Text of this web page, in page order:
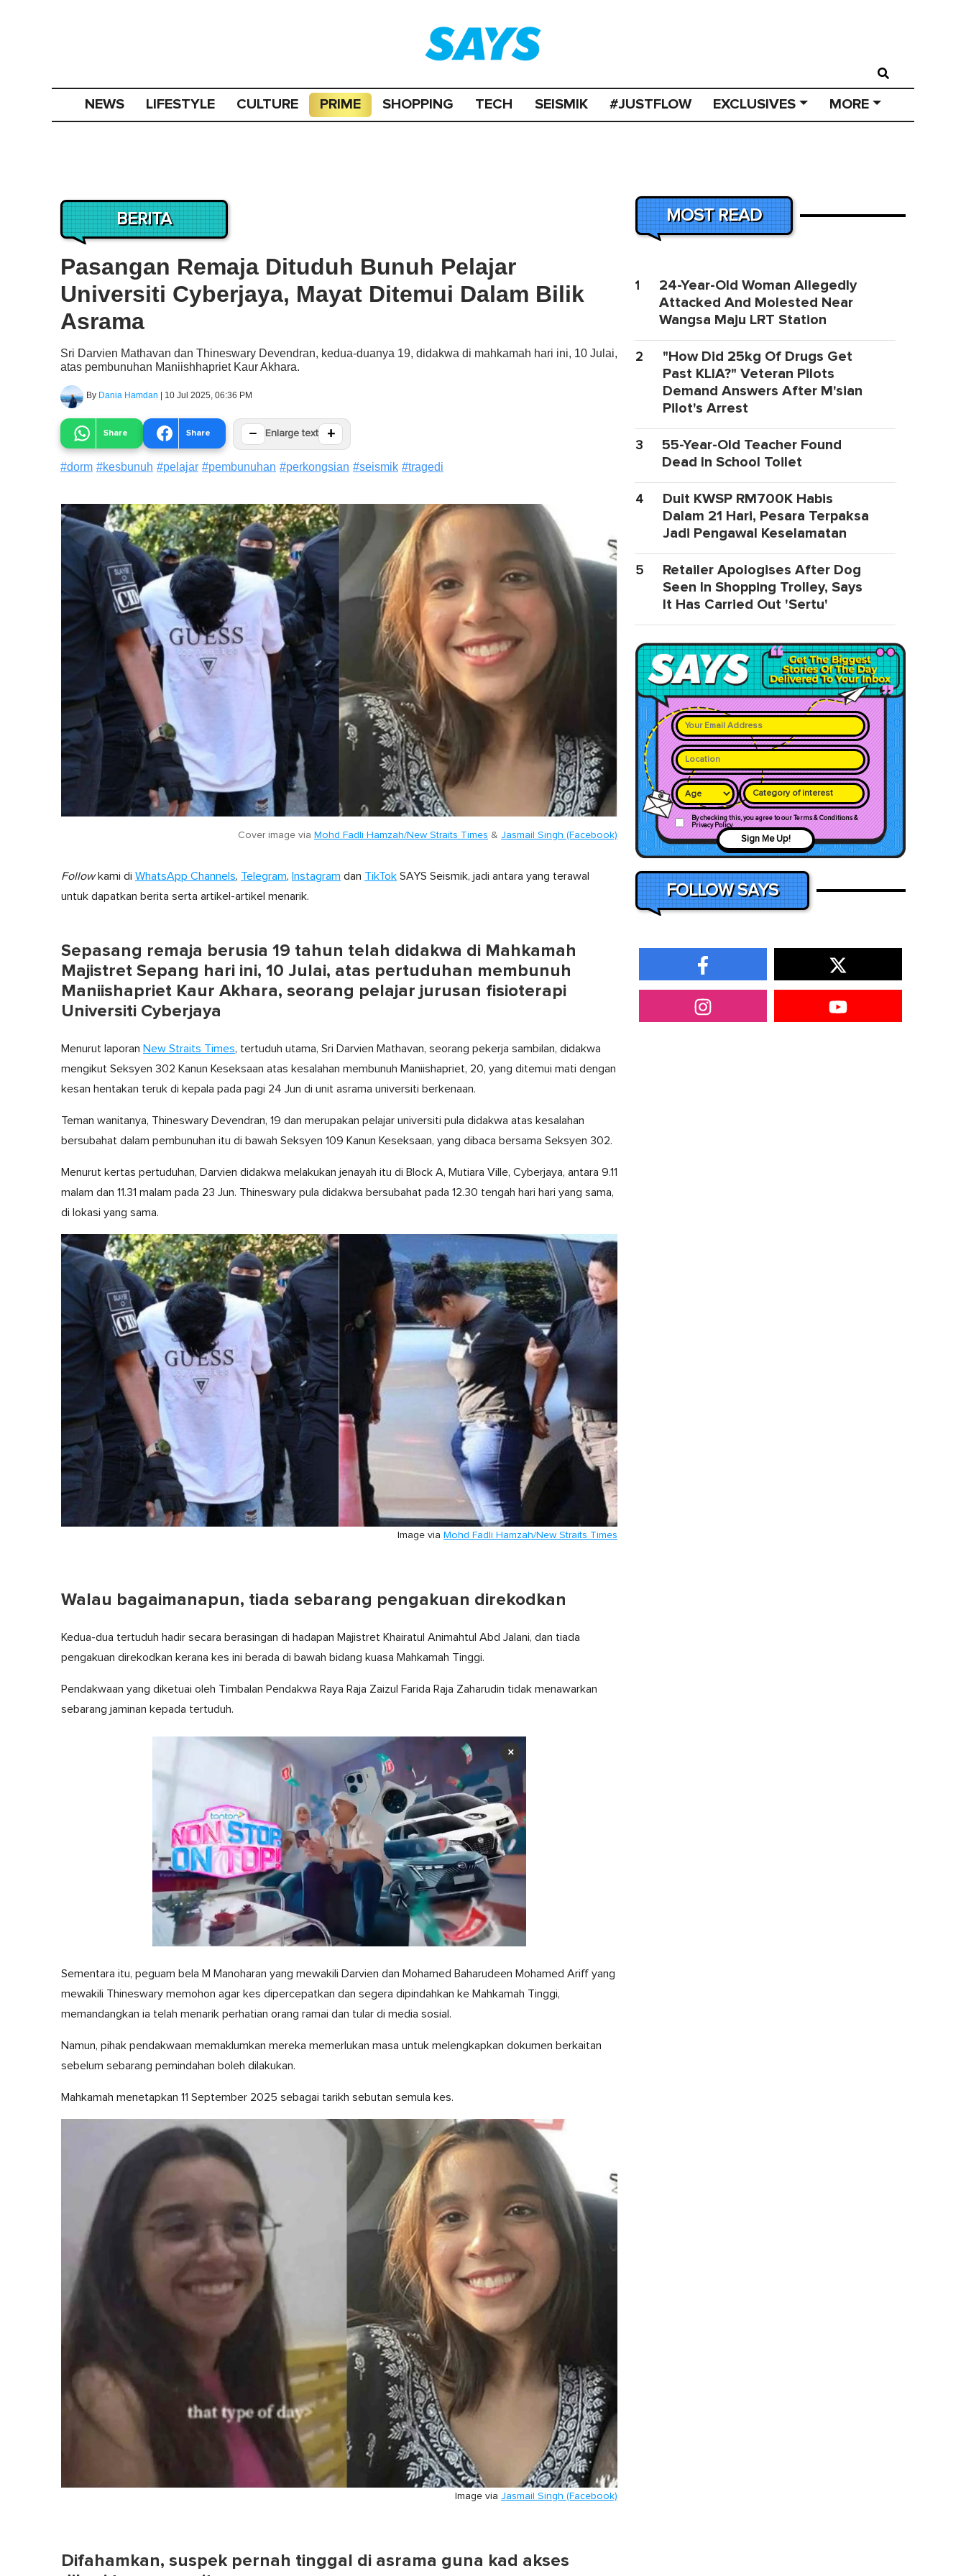
NEWS LIFESTYLE CULTURE PRIME SHOPPING TECH SEISMIK #JUSTFLOW EXCLUSIVES MORE
BERITA
Pasangan Remaja Dituduh Bunuh Pelajar
Universiti Cyberjaya, Mayat Ditemui Dalam Bilik
Asrama
Sri Darvien Mathavan dan Thineswary Devendran, kedua-duanya 19, didakwa di mahkamah hari ini, 10 Julai,
atas pembunuhan Maniishhapriet Kaur Akhara.
By Dania Hamdan | 10 Jul 2025, 06:36 PM
Share Share − Enlarge text +
#dorm #kesbunuh #pelajar #pembunuhan #perkongsian #seismik #tragedi
Cover image via Mohd Fadli Hamzah/New Straits Times & Jasmail Singh (Facebook)
Followkami di WhatsApp Channels, Telegram, Instagram dan TikTok SAYS Seismik, jadi antara yang terawal
untuk dapatkan berita serta artikel-artikel menarik.
Sepasang remaja berusia 19 tahun telah didakwa di Mahkamah
Majistret Sepang hari ini, 10 Julai, atas pertuduhan membunuh
Maniishapriet Kaur Akhara, seorang pelajar jurusan fisioterapi
Universiti Cyberjaya
Menurut laporan New Straits Times, tertuduh utama, Sri Darvien Mathavan, seorang pekerja sambilan, didakwa
mengikut Seksyen 302 Kanun Keseksaan atas kesalahan membunuh Maniishapriet, 20, yang ditemui mati dengan
kesan hentakan teruk di kepala pada pagi 24 Jun di unit asrama universiti berkenaan.
Teman wanitanya, Thineswary Devendran, 19 dan merupakan pelajar universiti pula didakwa atas kesalahan
bersubahat dalam pembunuhan itu di bawah Seksyen 109 Kanun Keseksaan, yang dibaca bersama Seksyen 302.
Menurut kertas pertuduhan, Darvien didakwa melakukan jenayah itu di Block A, Mutiara Ville, Cyberjaya, antara 9.11
malam dan 11.31 malam pada 23 Jun. Thineswary pula didakwa bersubahat pada 12.30 tengah hari hari yang sama,
di lokasi yang sama.
Image via Mohd Fadli Hamzah/New Straits Times
Walau bagaimanapun, tiada sebarang pengakuan direkodkan
Kedua-dua tertuduh hadir secara berasingan di hadapan Majistret Khairatul Animahtul Abd Jalani, dan tiada
pengakuan direkodkan kerana kes ini berada di bawah bidang kuasa Mahkamah Tinggi.
Pendakwaan yang diketuai oleh Timbalan Pendakwa Raya Raja Zaizul Farida Raja Zaharudin tidak menawarkan
sebarang jaminan kepada tertuduh.
×
of
minute,
0
Volume
0%
Sementara itu, peguam bela M Manoharan yang mewakili Darvien dan Mohamed Baharudeen Mohamed Ariff yang
mewakili Thineswary memohon agar kes dipercepatkan dan segera dipindahkan ke Mahkamah Tinggi,
memandangkan ia telah menarik perhatian orang ramai dan tular di media sosial.
Namun, pihak pendakwaan memaklumkan mereka memerlukan masa untuk melengkapkan dokumen berkaitan
sebelum sebarang pemindahan boleh dilakukan.
Mahkamah menetapkan 11 September 2025 sebagai tarikh sebutan semula kes.
Image via Jasmail Singh (Facebook)
Difahamkan, suspek pernah tinggal di asrama guna kad akses
MOST READ
1
24-Year-Old Woman Allegedly
Attacked And Molested Near
Wangsa Maju LRT Station
2
"How Did 25kg Of Drugs Get
Past KLIA?" Veteran Pilots
Demand Answers After M'sian
Pilot's Arrest
3
55-Year-Old Teacher Found
Dead In School Toilet
4
Duit KWSP RM700K Habis
Dalam 21 Hari, Pesara Terpaksa
Jadi Pengawal Keselamatan
5
Retailer Apologises After Dog
Seen In Shopping Trolley, Says
It Has Carried Out 'Sertu'
Category of interest
By checking this, you agree to our Terms & Conditions &
Privacy Policy
Sign Me Up!
FOLLOW SAYS